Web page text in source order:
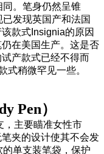
。笔身仍然呈锥
发现英国产和法国
款式Insignia的原因
在美国生产。这是否
产款式已经不得而
式稍微罕见一些。
Pen）
，主要瞄准女性市
夹的设计使其不会发
单支装笔袋，保护